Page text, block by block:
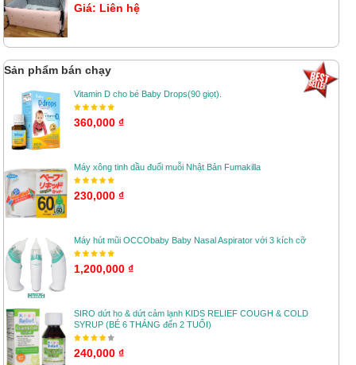
Giá: Liên hệ
Sản phẩm bán chạy
Vitamin D cho bé Baby Drops(90 giọt).
360,000 ₫
Máy xông tinh dầu đuổi muỗi Nhật Bản Fumakilla
230,000 ₫
Máy hút mũi OCCObaby Baby Nasal Aspirator với 3 kích cỡ
1,200,000 ₫
SIRO dứt ho & dứt cảm lạnh KIDS RELIEF COUGH & COLD
SYRUP (BÉ 6 THÁNG đến 2 TUỔI)
240,000 ₫